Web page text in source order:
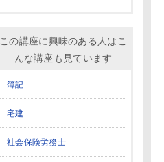
この講座に興味のある人はこ
んな講座も見ています
簿記
宅建
社会保険労務士